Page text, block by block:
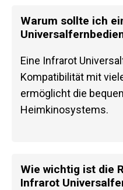
Warum sollte ich
Eine Infrarot
Kompatibilität mit
ermöglicht die
Heimkinosystems.
Wie wichtig ist die
Infrarot